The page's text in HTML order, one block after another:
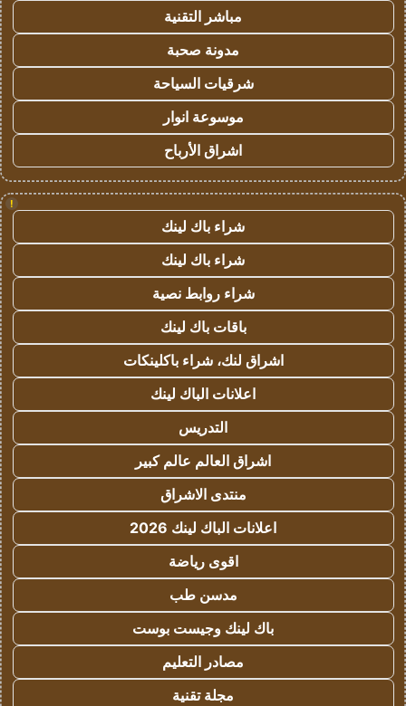
مباشر التقنية
مدونة صحبة
شرقيات السياحة
موسوعة انوار
اشراق الأرباح
!
شراء باك لينك
شراء باك لينك
شراء روابط نصية
باقات باك لينك
اشراق لنك، شراء باكلينكات
اعلانات الباك لينك
التدريس
اشراق العالم عالم كبير
منتدى الاشراق
اعلانات الباك لينك 2026
اقوى رياضة
مدسن طب
باك لينك وجيست بوست
مصادر التعليم
مجلة تقنية